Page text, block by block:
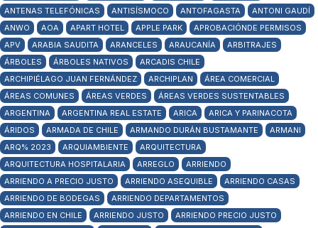
ANTENAS TELEFÓNICAS
ANTISÍSMOCO ANTOFAGASTA
ANTONI GAUDÍ
ANWO
AOA APART HOTEL APPLE PARK
APROBACIÓNDE PERMISOS
APV
ARABIA SAUDITA ARANCELES ARAUCANÍA
ARBITRAJES
ÁRBOLES
ÁRBOLES NATIVOS
ARCADIS CHILE
ARCHIPIÉLAGO JUAN FERNÁNDEZ
ARCHIPLAN
ÁREA COMERCIAL
ÁREAS COMUNES
ÁREAS VERDES
ÁREAS VERDES SUSTENTABLES
ARGENTINA
ARGENTINA REAL ESTATE ARICA
ARICA Y PARINACOTA
ÁRIDOS
ARMADA DE CHILE ARMANDO DURÁN BUSTAMANTE
ARMANI
ARQ% 2023
ARQUIAMBIENTE
ARQUITECTURA
ARQUITECTURA HOSPITALARIA
ARREGLO
ARRIENDO
ARRIENDO A PRECIO JUSTO
ARRIENDO ASEQUIBLE
ARRIENDO CASAS
ARRIENDO DE BODEGAS
ARRIENDO DEPARTAMENTOS
ARRIENDO EN CHILE
ARRIENDO JUSTO
ARRIENDO PRECIO JUSTO